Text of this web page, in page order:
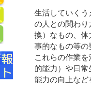
生活していく
の人との関わ
換）なもの、
事的なもの等
これらの作業
的能力）や日
能力の向上な